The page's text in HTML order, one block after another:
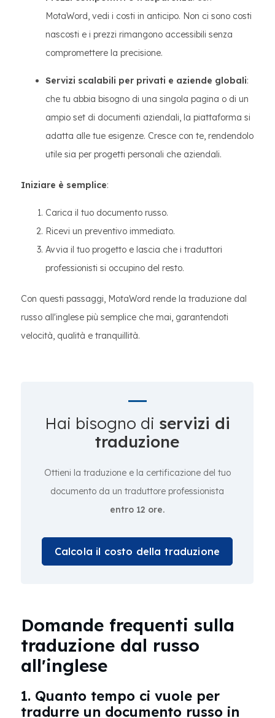
MotaWord, vedi i costi in anticipo. Non ci sono costi
nascosti e i prezzi rimangono accessibili senza
compromettere la precisione.
Servizi scalabili per privati e aziende globali:
che tu abbia bisogno di una singola pagina o di un
ampio set di documenti aziendali, la piattaforma si
adatta alle tue esigenze. Cresce con te, rendendolo
utile sia per progetti personali che aziendali.
Iniziare è semplice:
Carica il tuo documento russo.
Ricevi un preventivo immediato.
Avvia il tuo progetto e lascia che i traduttori
professionisti si occupino del resto.
Con questi passaggi, MotaWord rende la traduzione dal
russo all'inglese più semplice che mai, garantendoti
velocità, qualità e tranquillità.
Hai bisogno di servizi di
traduzione
Ottieni la traduzione e la certificazione del tuo
documento da un traduttore professionista
entro 12 ore.
Calcola il costo della traduzione
Domande frequenti sulla
traduzione dal russo
all'inglese
1. Quanto tempo ci vuole per
tradurre un documento russo in